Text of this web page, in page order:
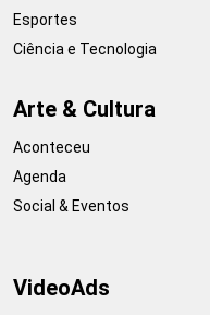
Esportes
Ciência e Tecnologia
Arte & Cultura
Aconteceu
Agenda
Social & Eventos
VideoAds